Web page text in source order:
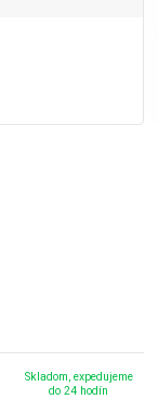
Skladom, expedujeme
do 24 hodín